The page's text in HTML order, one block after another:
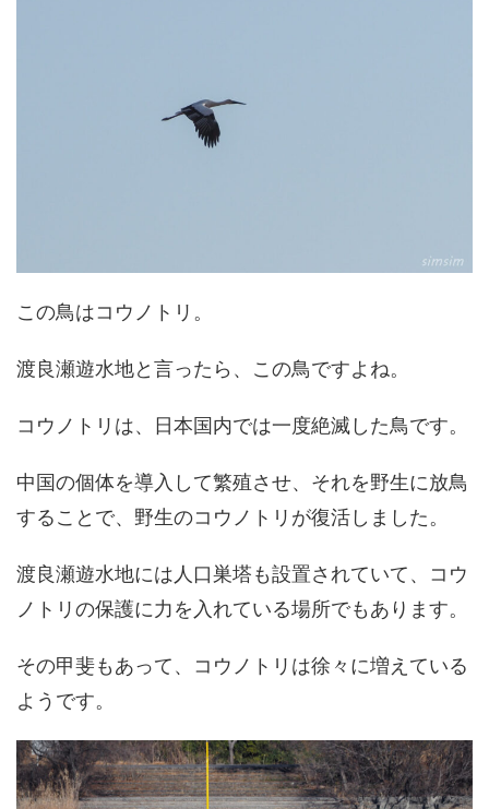
この鳥はコウノトリ。
渡良瀬遊水地と言ったら、この鳥ですよね。
コウノトリは、日本国内では一度絶滅した鳥です。
中国の個体を導入して繁殖させ、それを野生に放鳥
することで、野生のコウノトリが復活しました。
渡良瀬遊水地には人口巣塔も設置されていて、コウ
ノトリの保護に力を入れている場所でもあります。
その甲斐もあって、コウノトリは徐々に増えている
ようです。